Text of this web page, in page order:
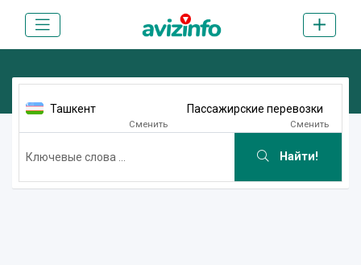
Ташкент
Сменить
Пассажирские перевозки
Сменить
Найти!